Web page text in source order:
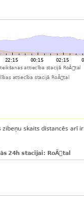
skaits distancēs arī ir